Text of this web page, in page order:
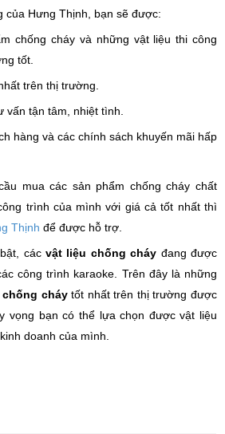
của Hưng Thịnh, bạn sẽ được:
chống cháy và những vật liệu thi công
tốt.
trên thị trường.
tận tâm, nhiệt tình.
hàng và các chính sách khuyến mãi hấp
mua các sản phẩm chống cháy chất
trình của mình với giá cả tốt nhất thì
Thịnh để được hỗ trợ.
các vật liệu chống cháy đang được
công trình karaoke. Trên đây là những
cháytốt nhất trên thị trường được
vọng bạn có thể lựa chọn được vật liệu
doanh của mình.